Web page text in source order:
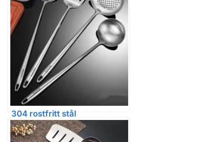
304 rostfritt stål
köksredskapsset: wokspatel,
hålslev och slev